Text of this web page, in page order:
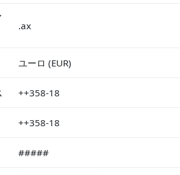
.ax
ユーロ (EUR)
++358-18
++358-18
#####